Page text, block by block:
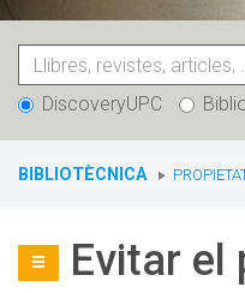
DiscoveryUPC
You
BIBLIOTÈCNICA
Evitar el